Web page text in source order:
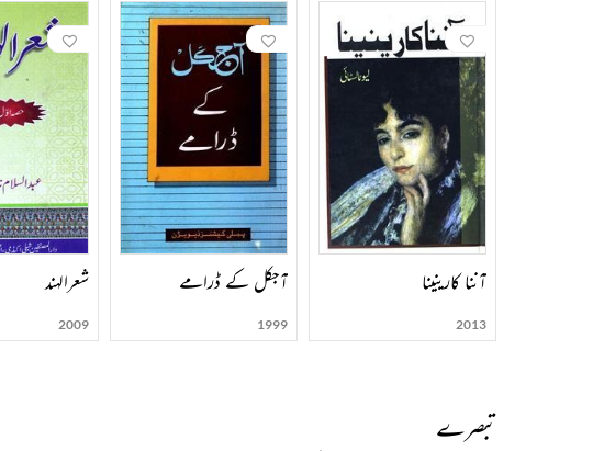
آننا کارینینا
2013
آجکل کے ڈرامے
1999
شعرالہند
2009
تبصرے